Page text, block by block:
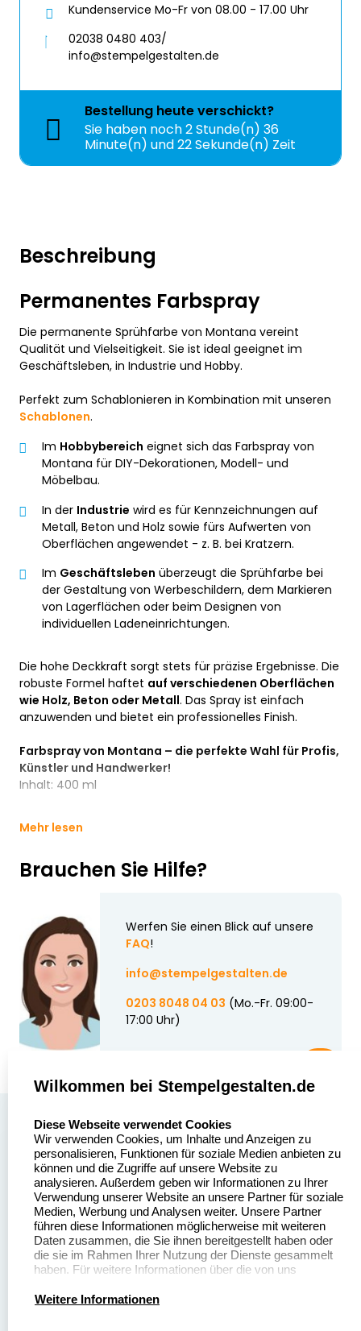
Beschreibung
Permanentes Farbspray
Die permanente Sprühfarbe von Montana vereint
Qualität und Vielseitigkeit. Sie ist ideal geeignet im
Geschäftsleben, in Industrie und Hobby.
Perfekt zum Schablonieren in Kombination mit unseren
Schablonen.
Im Hobbybereich eignet sich das Farbspray von
Montana für DIY-Dekorationen, Modell- und
Möbelbau.
In der Industrie wird es für Kennzeichnungen auf
Metall, Beton und Holz sowie fürs Aufwerten von
Oberflächen angewendet - z. B. bei Kratzern.
Im Geschäftsleben überzeugt die Sprühfarbe bei
der Gestaltung von Werbeschildern, dem Markieren
von Lagerflächen oder beim Designen von
individuellen Ladeneinrichtungen.
Die hohe Deckkraft sorgt stets für präzise Ergebnisse. Die
robuste Formel haftet auf verschiedenen Oberflächen
wie Holz, Beton oder Metall. Das Spray ist einfach
anzuwenden und bietet ein professionelles Finish.
Farbspray von Montana – die perfekte Wahl für Profis,
Künstler und Handwerker!
Inhalt: 400 ml
Mehr lesen
Brauchen Sie Hilfe?
Werfen Sie einen Blick auf unsere
FAQ!
info@stempelgestalten.de
0203 8048 04 03 (Mo.-Fr. 09:00-
17:00 Uhr)
Kundenservice Mo-Fr von 08.00 - 17.00 Uhr
02038 0480 403/
info@stempelgestalten.de
Bestellung heuteverschickt?
Sie haben noch2 Stunde(n) 36
Minute(n) und 22 Sekunde(n) Zeit
Stempelgestalten.de
Asterlager Straße 97
47228 Duisburg
Deutschland
Über uns
Sitemap
Alle
Stempelinformationen
Dateivorgaben
Wilkommen bei Stempelgestalten.de
Diese Webseite verwendet Cookies
Wir verwenden Cookies, um Inhalte und Anzeigen zu
personalisieren, Funktionen für soziale Medien anbieten zu
können und die Zugriffe auf unsere Website zu
analysieren. Außerdem geben wir Informationen zu Ihrer
Verwendung unserer Website an unsere Partner für soziale
Medien, Werbung und Analysen weiter. Unsere Partner
führen diese Informationen möglicherweise mit weiteren
Daten zusammen, die Sie ihnen bereitgestellt haben oder
die sie im Rahmen Ihrer Nutzung der Dienste gesammelt
haben. Für weitere Informationen über die von uns
Datenschutzerklärung.
Weitere Informationen